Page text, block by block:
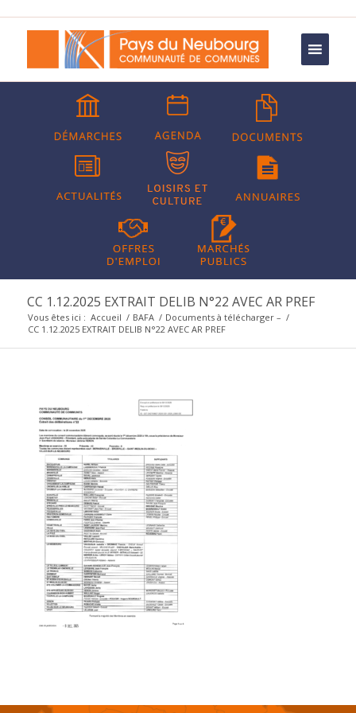
CC 1.12.2025 EXTRAIT DELIB N°22 AVEC AR PREF
Vous êtes ici : Accueil / BAFA / Documents à télécharger – /
CC 1.12.2025 EXTRAIT DELIB N°22 AVEC AR PREF